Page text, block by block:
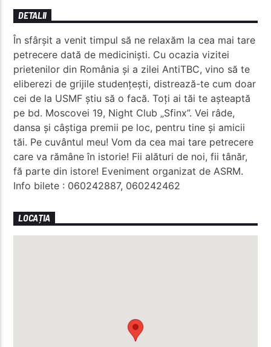
DETALII
În sfârșit a venit timpul să ne relaxăm la cea mai tare
petrecere dată de mediciniști. Cu ocazia vizitei
prietenilor din România și a zilei AntiTBC, vino să te
eliberezi de grijile studențești, distrează-te cum doar
cei de la USMF știu să o facă. Toți ai tăi te așteaptă
pe bd. Moscovei 19, Night Club „Sfinx”. Vei râde,
dansa și câștiga premii pe loc, pentru tine și amicii
tăi. Pe cuvântul meu! Vom da cea mai tare petrecere
care va rămâne în istorie! Fii alături de noi, fii tânăr,
fă parte din istore! Eveniment organizat de ASRM.
Info bilete : 060242887, 060242462
LOCAȚIA